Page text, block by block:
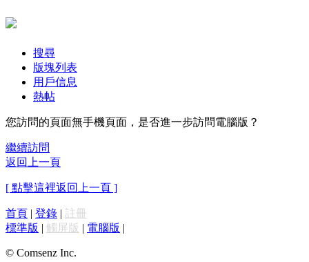
搜尋
版塊列表
用戶信息
熱帖
您訪問的頁面無手機頁面，是否進一步訪問電腦版？
繼續訪問
返回上一頁
[ 點擊這裡返回上一頁 ]
首頁 | 登錄 | 註冊
標準版 | 觸屏版 | 電腦版 |
© Comsenz Inc.